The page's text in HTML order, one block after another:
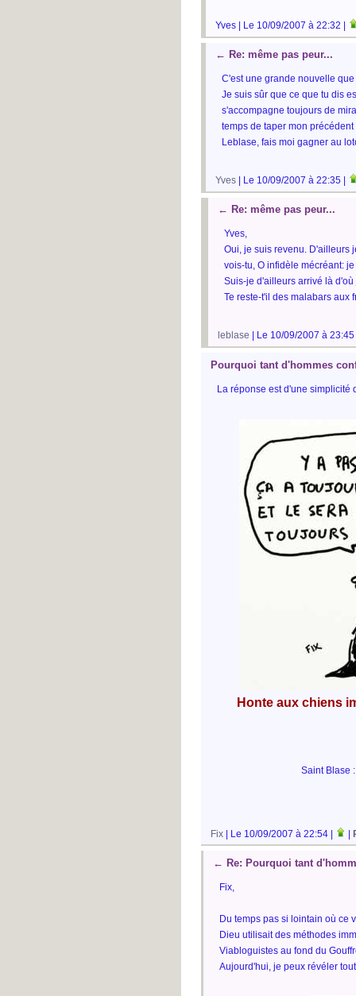
Yves | Le 10/09/2007 à 22:32 |
← Re: même pas peur...
C'est une grande nouvelle
Je suis sûr que ce que tu dis
s'accompagne toujours de
temps de taper mon
Leblase, fais moi gagner au
Yves | Le 10/09/2007 à 22:35 |
← Re: même pas peur...
Yves,
Oui, je suis revenu. D'ailleurs
vois-tu, O infidèle mécréant:
Suis-je d'ailleurs arrivé là
Te reste-t'il des malabars aux
leblase | Le 10/09/2007 à
Pourquoi tant d'hommes
La réponse est d'une simplicité
Honte aux chiens
Saint Blase
Fix | Le 10/09/2007 à 22:54 | |
← Re: Pourquoi tant
Fix,
Du temps pas si lointain où ce
Dieu utilisait des méthodes
Viabloguistes au fond du
Aujourd'hui, je peux révéler